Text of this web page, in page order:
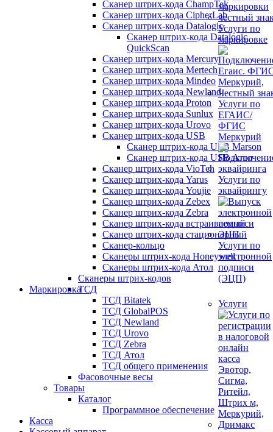
Сканер штрих-кода ChampTek
Сканер штрих-кода CipherLab
Сканер штрих-кода Datalogic
Сканер штрих-кода Datalogic
QuickScan
Сканер штрих-кода Mercury
Сканер штрих-кода Mertech
Сканер штрих-кода Mindeo
Сканер штрих-кода Newland
Сканер штрих-кода Proton
Сканер штрих-кода Sunlux
Сканер штрих-кода Urovo
Сканер штрих-кода USB
Сканер штрих-кода USB Marson
Сканер штрих-кода USB Атол
Сканер штрих-кода VioTeh
Сканер штрих-кода Yarus
Сканер штрих-кода Youjie
Сканер штрих-кода Zebex
Сканер штрих-кода Zebra
Сканер штрих-кода встраиваемый
Сканер штрих-кода стационарный
Сканер-кольцо
Сканеры штрих-кода Honeywell
Сканеры штрих-кода Атол
Сканеры штрих-кодов
ТСД
ТСД Bitatek
ТСД GlobalPOS
ТСД Newland
ТСД Urovo
ТСД Zebra
ТСД Атол
ТСД общего применения
Фасовочные весы
Товары
Каталог
Программное обеспечение
Касса
Услуги по
маркировке
Услуги по
ЕГАИС/
ФГИС
Меркурий
Услуги по
эквайрингу
Услуги по
электронной
подписи
(ЭЦП)
Маркировка
Услуги